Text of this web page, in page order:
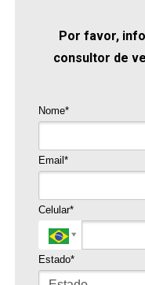
Por favor,
consultor de
Nome*
Email*
Celular*
Estado*